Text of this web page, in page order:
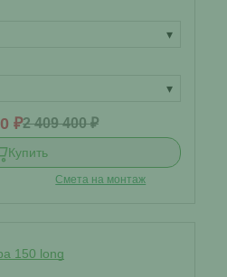
▾
▾
₽2 409 400 ₽
Купить
Смета на монтаж
150 long